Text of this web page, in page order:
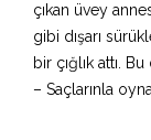
çıkan üvey
gibi dışarı
bir çığlık attı.
– Saçlarınla